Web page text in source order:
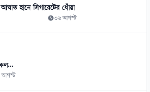
পাসকী, কীভাবে নিরাপত্তা দেবে?
সুর নরম রিয়ালের, আর্সেনালের নতুন প্রস্তাব
হানে সিগারেটের ধোঁয়া
০৬ আগস্ট
আগস্ট